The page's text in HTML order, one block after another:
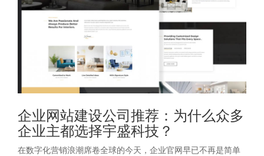
企业网站建设公司推荐：为什么众多
企业主都选择宇盛科技？
在数字化营销浪潮席卷全球的今天，企业官网早已不再是简单